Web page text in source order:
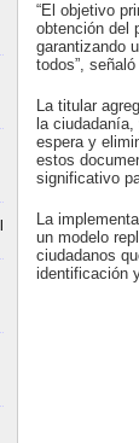
“El objetivo
obtención del
garantizando
todos”,
La titular
la
espera y
estos
significativo
La
un modelo
ciudadanos
identificación